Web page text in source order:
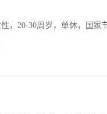
，20-30周岁，单休，国家